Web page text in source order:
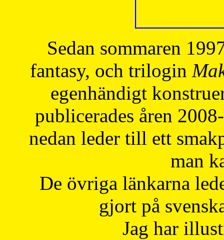
Sedan sommaren
fantasy, och trilogin
egenhändigt
publicerades åren
nedan leder till ett
man
De övriga länkarna
gjort på
Jag har